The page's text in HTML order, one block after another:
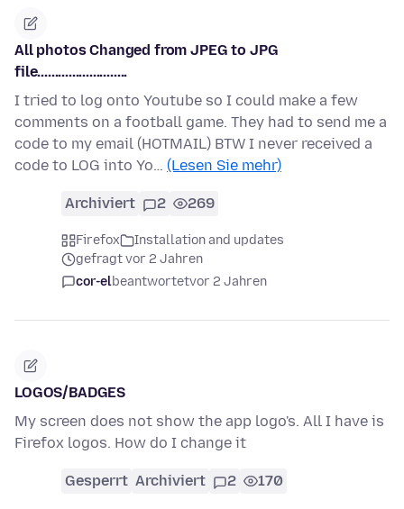
All photos Changed from JPEG to JPG
file..........................
I tried to log onto Youtube so I could make a few
comments on a football game. They had to send me a
code to my email (HOTMAIL) BTW I never received a
code to LOG into Yo… (Lesen Sie mehr)
Archiviert 2 269
Firefox
Installation and updates
gefragt vor 2 Jahren
cor-elbeantwortetvor 2 Jahren
LOGOS/BADGES
My screen does not show the app logo's. All I have is
Firefox logos. How do I change it
Gesperrt Archiviert 2 170